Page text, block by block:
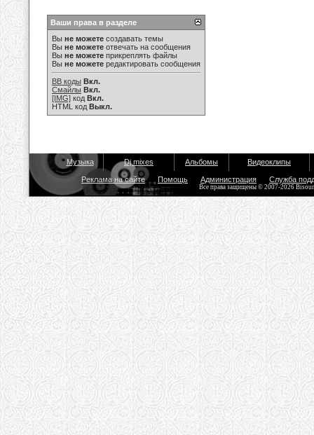
Ваши права в разделе
Вы не можете создавать темы
Вы не можете отвечать на сообщения
Вы не можете прикреплять файлы
Вы не можете редактировать сообщения
BB коды Вкл.
Смайлы Вкл.
[IMG] код Вкл.
HTML код Выкл.
Музыка Dj mixes Альбомы Видеоклипы
Реклама на сайте Помощь Администрация Служба
Все права защищены © 2007-2026